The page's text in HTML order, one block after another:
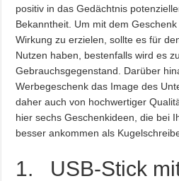
positiv in das Gedächtnis
Bekanntheit. Um mit dem
Wirkung zu erzielen, sollte es für
Nutzen haben, bestenfalls wird es
Gebrauchsgegenstand. Darüber
Werbegeschenk das Image des
daher auch von hochwertiger
hier sechs Geschenkideen, die bei
besser ankommen als
1. USB-Stick